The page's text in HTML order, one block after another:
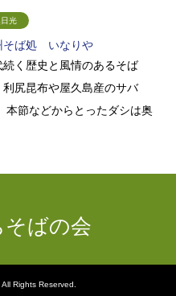
光
そば処 いなりや
続く歴史と風情のあるそば
利尻昆布や屋久島産のサバ
本節などからとったダシは奥
そばの会
Rights Reserved.